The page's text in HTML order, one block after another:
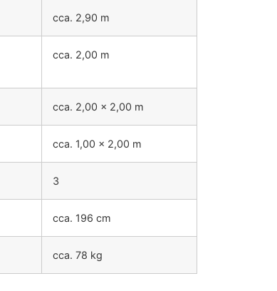
cca. 2,90 m
cca. 2,00 m
cca. 2,00 x 2,00 m
cca. 1,00 x 2,00 m
3
cca. 196 cm
cca. 78 kg